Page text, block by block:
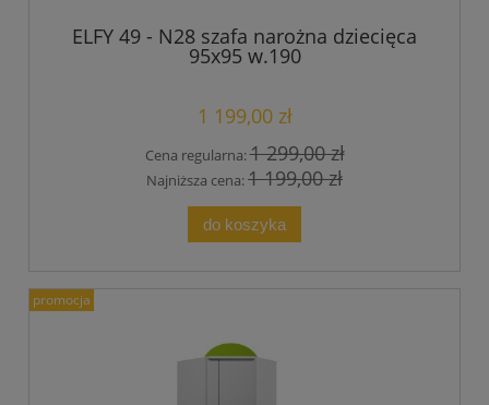
ELFY 49 - N28 szafa narożna dziecięca
95x95 w.190
1 199,00 zł
Cena regularna:1 299,00 zł
Najniższa cena:1 199,00 zł
do koszyka
promocja